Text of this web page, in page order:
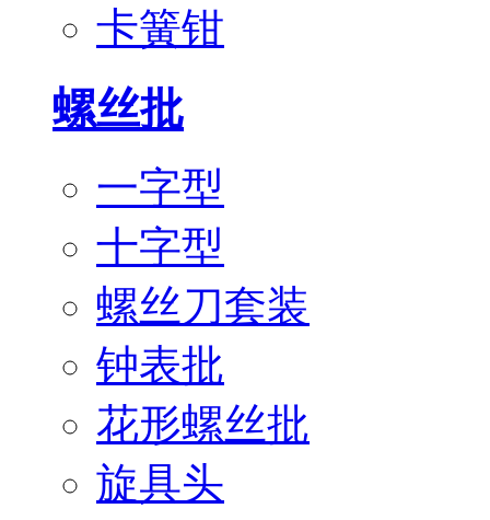
卡簧钳
螺丝批
一字型
十字型
螺丝刀套装
钟表批
花形螺丝批
旋具头